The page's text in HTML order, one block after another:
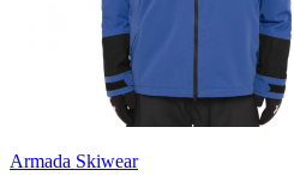
Armada Skiwear